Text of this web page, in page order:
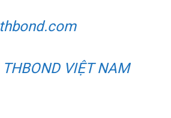
thbond.com
THBOND VIỆT NAM